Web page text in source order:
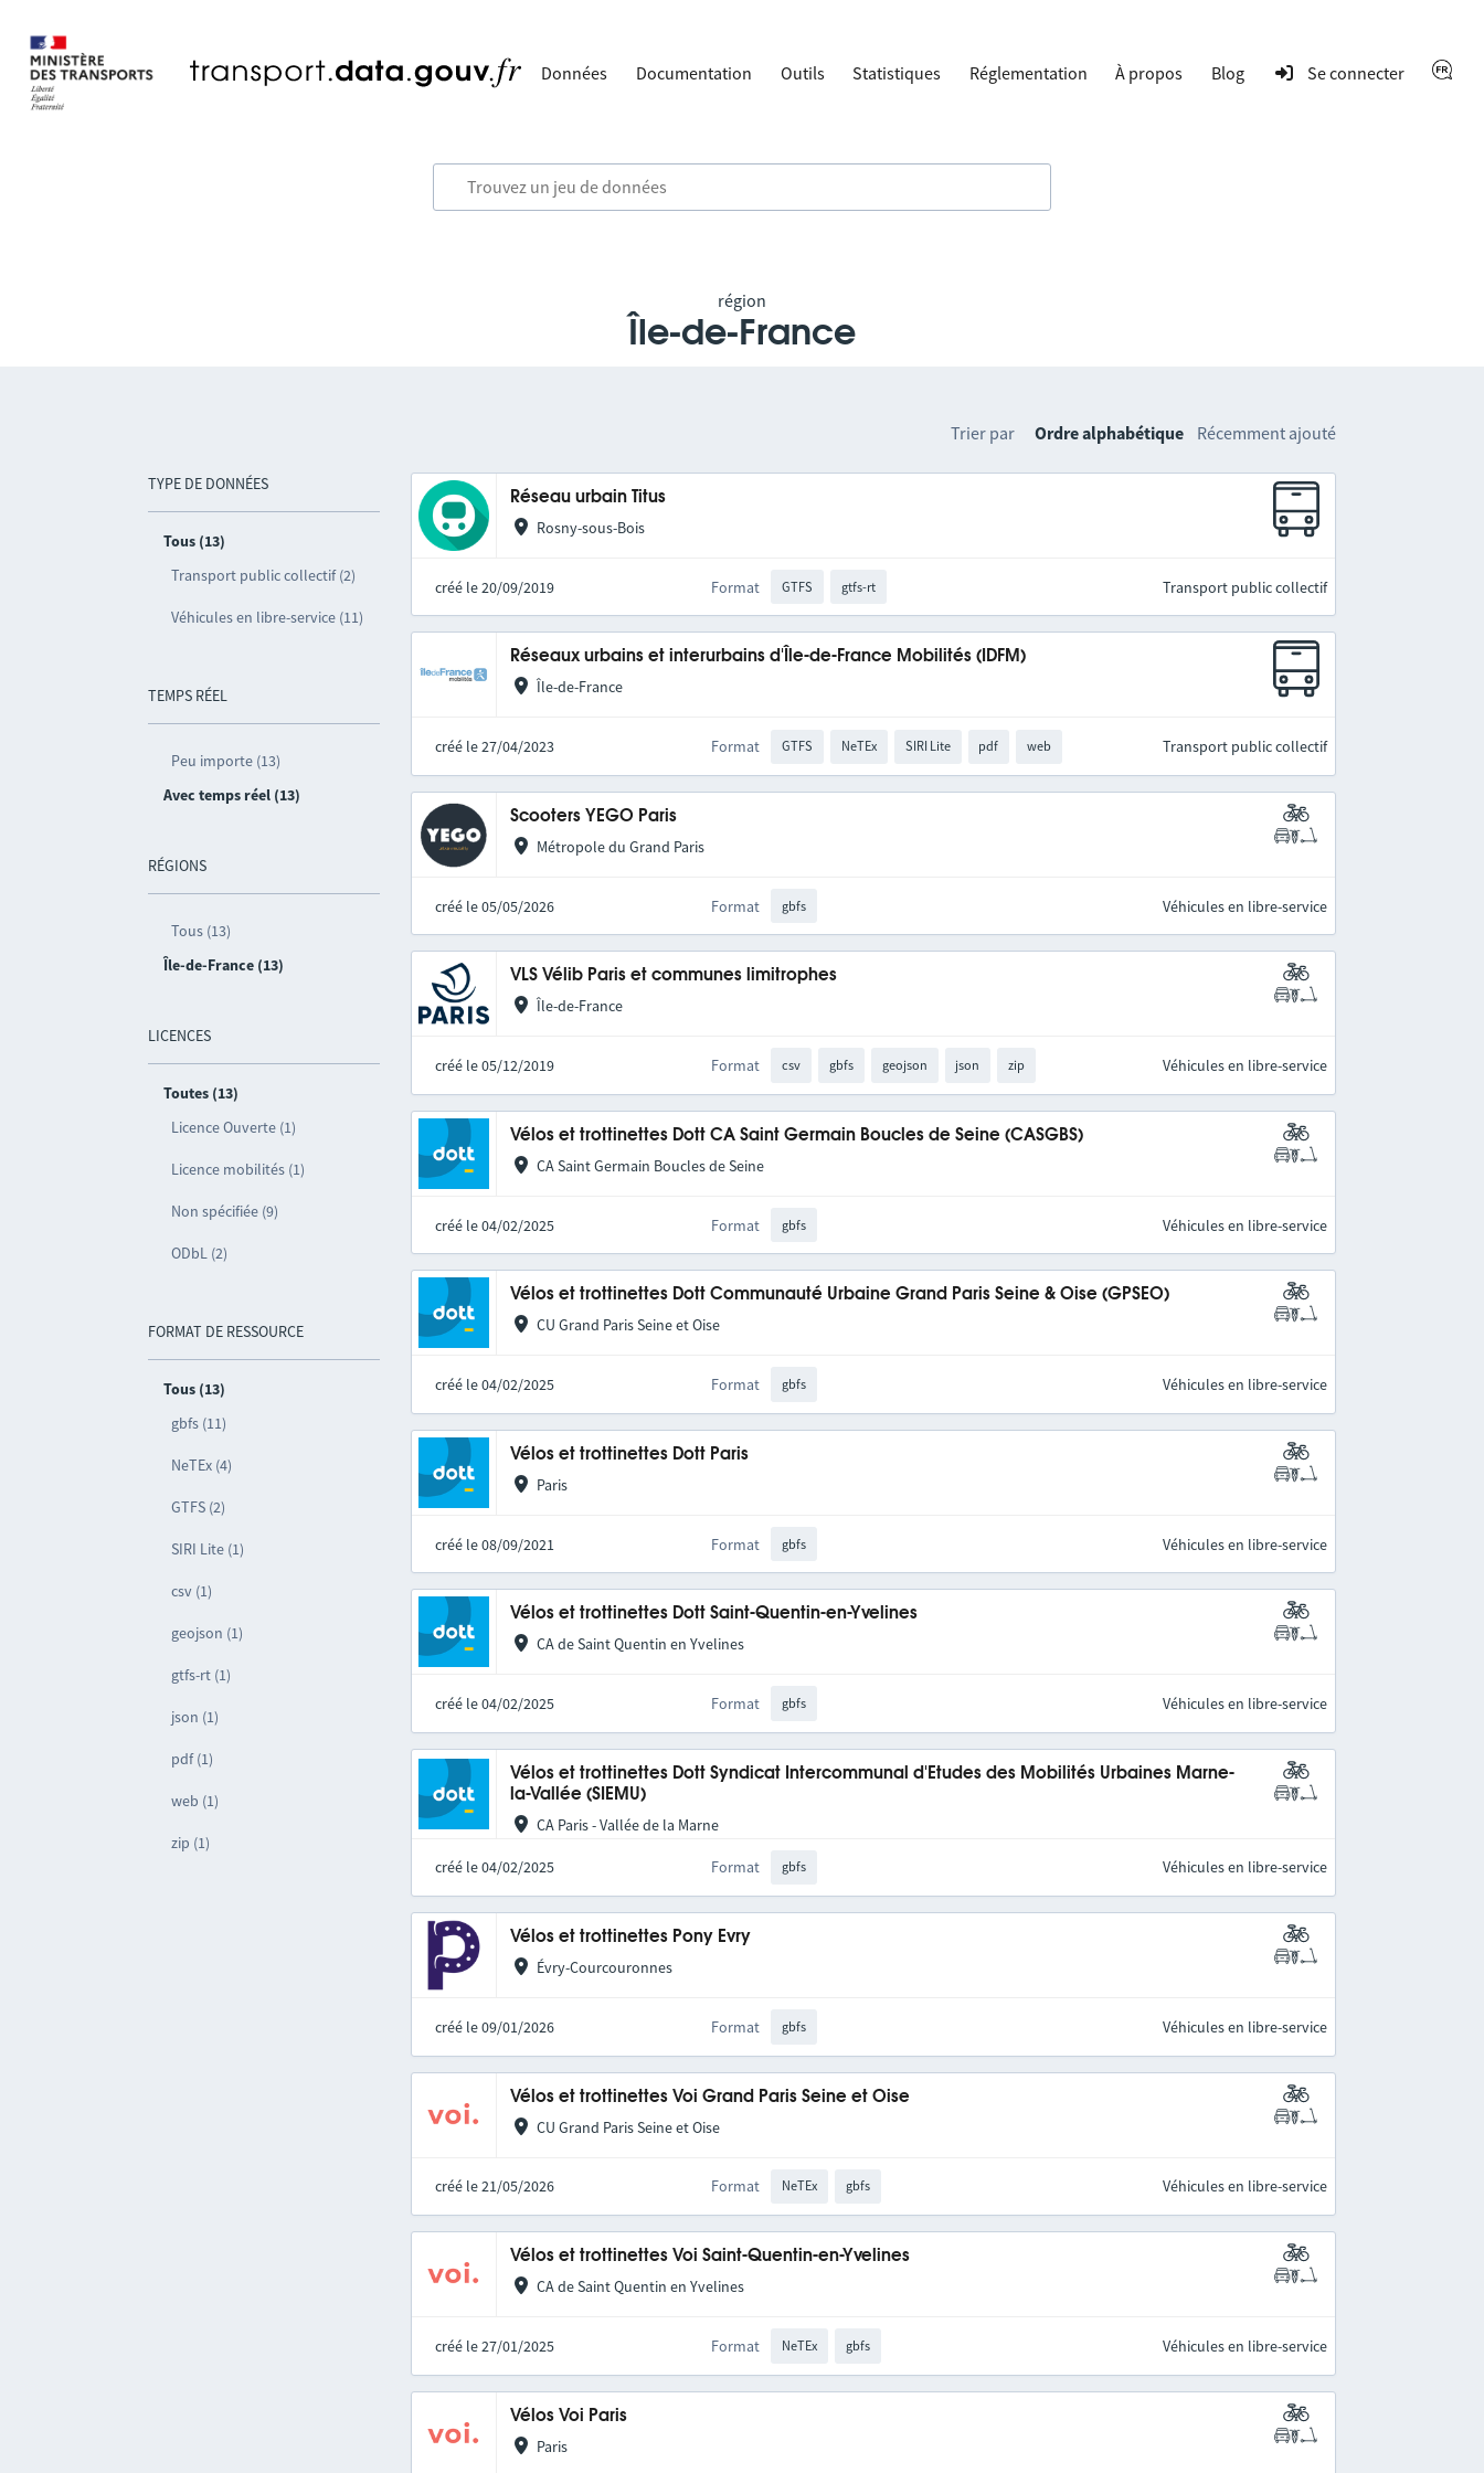
Données Documentation Outils Statistiques Réglementation À propos Blog Se connecter
région
Île-de-France
TYPE DE DONNÉES
Tous (13)
Transport public collectif (2)
Véhicules en libre-service (11)
TEMPS RÉEL
Peu importe (13)
Avec temps réel (13)
RÉGIONS
Tous (13)
Île-de-France (13)
LICENCES
Toutes (13)
Licence Ouverte (1)
Licence mobilités (1)
Non spécifiée (9)
ODbL (2)
FORMAT DE RESSOURCE
Tous (13)
gbfs (11)
NeTEx (4)
GTFS (2)
SIRI Lite (1)
csv (1)
geojson (1)
gtfs-rt (1)
json (1)
pdf (1)
web (1)
zip (1)
Trier par Ordre alphabétique Récemment ajouté
Réseau urbain Titus
Rosny-sous-Bois
créé le 20/09/2019 Format GTFS gtfs-rt Transport public collectif
Réseaux urbains et interurbains d'Île-de-France Mobilités (IDFM)
Île-de-France
créé le 27/04/2023 Format GTFS NeTEx SIRI Lite pdf web Transport public collectif
Scooters YEGO Paris
Métropole du Grand Paris
créé le 05/05/2026 Format gbfs Véhicules en libre-service
VLS Vélib Paris et communes limitrophes
Île-de-France
créé le 05/12/2019 Format csv gbfs geojson json zip Véhicules en libre-service
Vélos et trottinettes Dott CA Saint Germain Boucles de Seine (CASGBS)
CA Saint Germain Boucles de Seine
créé le 04/02/2025 Format gbfs Véhicules en libre-service
Vélos et trottinettes Dott Communauté Urbaine Grand Paris Seine & Oise (GPSEO)
CU Grand Paris Seine et Oise
créé le 04/02/2025 Format gbfs Véhicules en libre-service
Vélos et trottinettes Dott Paris
Paris
créé le 08/09/2021 Format gbfs Véhicules en libre-service
Vélos et trottinettes Dott Saint-Quentin-en-Yvelines
CA de Saint Quentin en Yvelines
créé le 04/02/2025 Format gbfs Véhicules en libre-service
Vélos et trottinettes Dott Syndicat Intercommunal d'Etudes des Mobilités Urbaines Marne-
la-Vallée (SIEMU)
CA Paris - Vallée de la Marne
créé le 04/02/2025 Format gbfs Véhicules en libre-service
Vélos et trottinettes Pony Evry
Évry-Courcouronnes
créé le 09/01/2026 Format gbfs Véhicules en libre-service
Vélos et trottinettes Voi Grand Paris Seine et Oise
CU Grand Paris Seine et Oise
créé le 21/05/2026 Format NeTEx gbfs Véhicules en libre-service
Vélos et trottinettes Voi Saint-Quentin-en-Yvelines
CA de Saint Quentin en Yvelines
créé le 27/01/2025 Format NeTEx gbfs Véhicules en libre-service
Vélos Voi Paris
Paris